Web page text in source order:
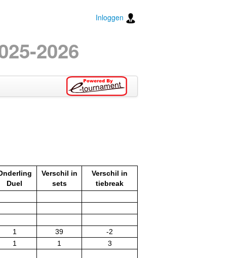
Inloggen
2026
Duel
Verschil in
sets
Verschil in
tiebreak
1 39
-2
1 1
3